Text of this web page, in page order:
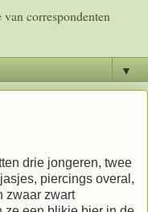
correspondenten
▼
drie jongeren, twee
piercings overal,
zwaar zwart